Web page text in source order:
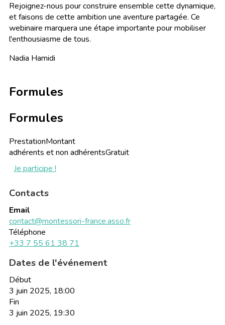
Rejoignez-nous pour construire ensemble cette dynamique,
et faisons de cette ambition une aventure partagée. Ce
webinaire marquera une étape importante pour mobiliser
l'enthousiasme de tous.
Nadia Hamidi
Formules
Formules
PrestationMontant
adhérents et non adhérentsGratuit
Je participe !
Contacts
Email
contact@montessori-france.asso.fr
Téléphone
+33 7 55 61 38 71
Dates de l'événement
Début
3 juin 2025, 18:00
Fin
3 juin 2025, 19:30